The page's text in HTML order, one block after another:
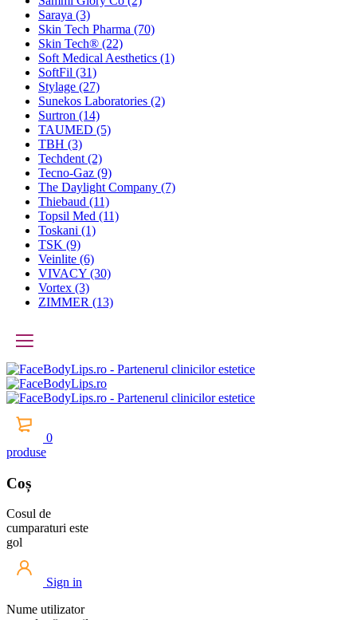
Saraya (3)
Skin Tech Pharma (70)
Skin Tech® (22)
Soft Medical Aesthetics (1)
SoftFil (31)
Stylage (27)
Sunekos Laboratories (2)
Surtron (14)
TAUMED (5)
TBH (3)
Techdent (2)
Tecno-Gaz (9)
The Daylight Company (7)
Thiebaud (11)
Topsil Med (11)
Toskani (1)
TSK (9)
Veinlite (6)
VIVACY (30)
Vortex (3)
ZIMMER (13)
0
produse
Coș
Cosul de
cumparaturi este
gol
Sign in
Nume utilizator